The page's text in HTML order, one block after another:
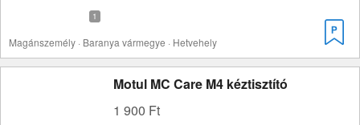
Magánszemély · Baranya vármegye · Hetvehely
Motul MC Care M4 kéztisztító
1 900 Ft